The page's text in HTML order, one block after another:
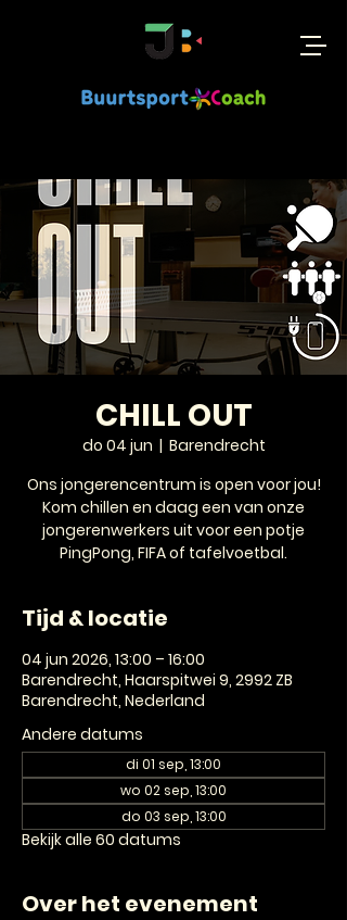
CHILL OUT
do 04 jun
  |
Barendrecht
Ons jongerencentrum is open voor jou!
Kom chillen en daag een van onze
jongerenwerkers uit voor een potje
PingPong, FIFA of tafelvoetbal.
Tijd & locatie
04 jun 2026, 13:00 – 16:00
Barendrecht, Haarspitwei 9, 2992 ZB
Barendrecht, Nederland
Andere datums
di 01 sep, 13:00
wo 02 sep, 13:00
do 03 sep, 13:00
Bekijk alle 60 datums
Over het evenement